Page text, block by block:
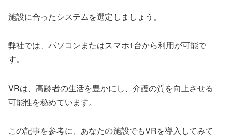
施設に合ったシステムを選定しましょう。
弊社では、パソコンまたはスマホ1台から利用が可能で
す。
VRは、高齢者の生活を豊かにし、介護の質を向上させる
可能性を秘めています。
この記事を参考に、あなたの施設でもVRを導入してみて